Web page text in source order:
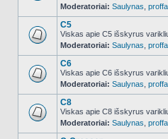
NO_UNREAD_POSTS
Moderatoriai: Saulynas
NO_UNREAD_POSTS
C5
Viskas apie C5 išskyrus
Moderatoriai: Saulynas
NO_UNREAD_POSTS
C6
Viskas apie C6 išskyrus
Moderatoriai: Saulynas
NO_UNREAD_POSTS
C8
Viskas apie C8 išskyrus
Moderatoriai: Saulynas